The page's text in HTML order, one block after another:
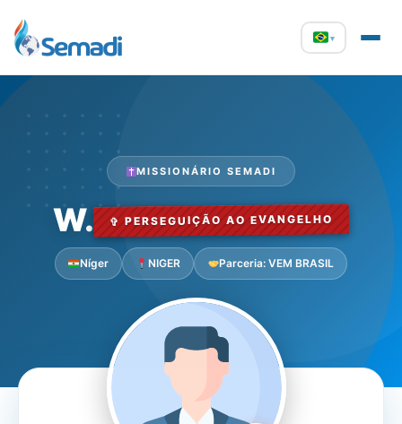
▾
MISSIONÁRIO SEMADI
W. ✞ PERSEGUIÇÃO AO EVANGELHO
Níger NIGER Parceria: VEM BRASIL